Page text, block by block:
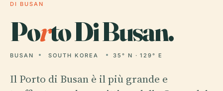
DI BUSAN
Porto Di Busan.
BUSAN SOUTH KOREA 35° N · 129° E
Il Porto di Busan è il più grande e